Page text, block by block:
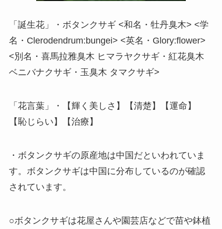
「誕生花」・ボタンクサギ <和名・牡丹臭木> <学
名・Clerodendrum:bungei> <英名・Glory:flower>
<別名・喜馬拉雅臭木 ヒマラヤクサギ・紅花臭木
ベニバナクサギ・玉臭木 タマクサギ>
「花言葉」・【輝く美しさ】【清楚】【運命】
【恥じらい】【治療】
・ボタンクサギの原産地は中国だといわれていま
す。ボタンクサギは中国に分布しているのが確認
されています。
○ボタンクサギは花屋さんや園芸店などで苗や鉢植